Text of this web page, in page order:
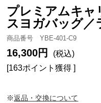
プレミアムキャ
スヨガバッグ／
商品番号 YBE-401-C9
16,300円
(税込)
[163ポイント獲得 ]
※返品・交換について